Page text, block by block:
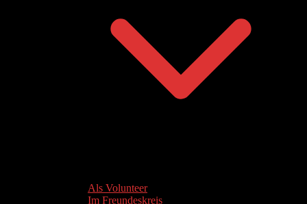
Als Volunteer
Im Freundeskreis